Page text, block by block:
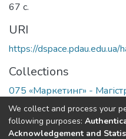
67 с.
URI
https://
Collections
075 «Маркетинг» -
Full item page
We collect and process your
following purposes:
Acknowledgement and